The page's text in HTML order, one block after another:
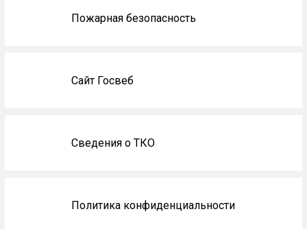
Пожарная безопасность
Сайт Госвеб
Сведения о ТКО
Политика конфиденциальности